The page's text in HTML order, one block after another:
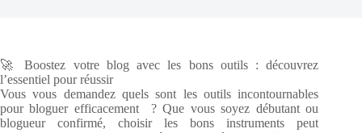
🚀 Boostez votre blog avec les bons outils : découvrez
l’essentiel pour réussir
Vous vous demandez quels sont les outils incontournables
pour bloguer efficacement ? Que vous soyez débutant ou
blogueur confirmé, choisir les bons instruments peut